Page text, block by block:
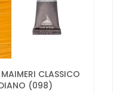
CLASSICO
(098)